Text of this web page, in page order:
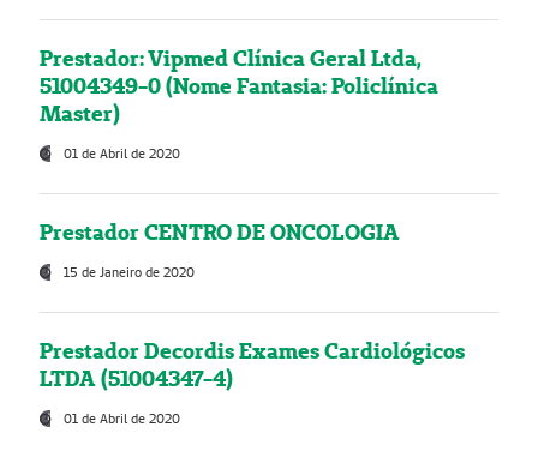
Prestador: Vipmed Clínica Geral Ltda,
51004349-0 (Nome Fantasia: Policlínica
Master)
01 de Abril de 2020
Prestador CENTRO DE ONCOLOGIA
15 de Janeiro de 2020
Prestador Decordis Exames Cardiológicos
LTDA (51004347-4)
01 de Abril de 2020